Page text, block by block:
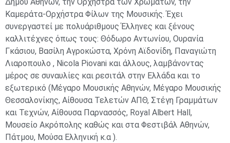
Δήμου Αθηνών, την Ορχήστρα των Χρωμάτων, την
Καμεράτα-Ορχήστρα Φίλων της Μουσικής. Έχει
συνεργαστεί με πολυάριθμους Έλληνες και ξένους
καλλιτέχνες όπως τους: Θόδωρο Αντωνίου, Ουρανία
Γκάσιου, Βασίλη Αγροκώστα, Χρόνη Αϊδονίδη, Παναγιώτη
Λιαροπουλο , Nicola Piovani και άλλους, λαμβάνοντας
μέρος σε συναυλίες και ρεσιτάλ στην Ελλάδα και το
εξωτερικό (Μέγαρο Μουσικής Αθηνών, Μέγαρο Μουσικής
Θεσσαλονίκης, Αίθουσα Τελετών ΑΠΘ, Στέγη Γραμμάτων
και Τεχνών, Αίθουσα Παρνασσός, Royal Albert Hall,
Μουσείο Ακρόπολης καθώς και στα Φεστιβάλ Αθηνών,
Πάτμου, Μούσα Ελληνική κ.α ).